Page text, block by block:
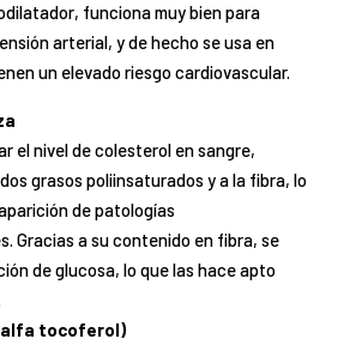
, funciona muy bien para
arterial, y de hecho se usa en
un elevado riesgo cardiovascular.
el nivel decolesterol en sangre,
grasos poliinsaturados y a la fibra, lo
de patologías
. Gracias a su contenido en fibra, se
de glucosa, lo que las hace apto
tocoferol)